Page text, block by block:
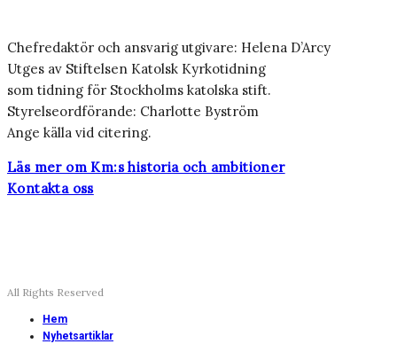
Chefredaktör och ansvarig utgivare: Helena D’Arcy
Utges av Stiftelsen Katolsk Kyrkotidning
som tidning för Stockholms katolska stift.
Styrelseordförande: Charlotte Byström
Ange källa vid citering.
Läs mer om Km:s historia och ambitioner
Kontakta oss
All Rights Reserved
Hem
Nyhetsartiklar